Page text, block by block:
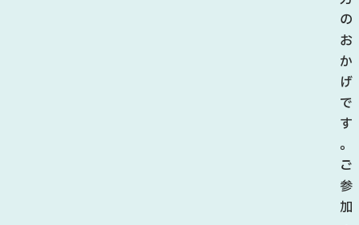
の
お
か
げ
で
す
。
ご
参
加